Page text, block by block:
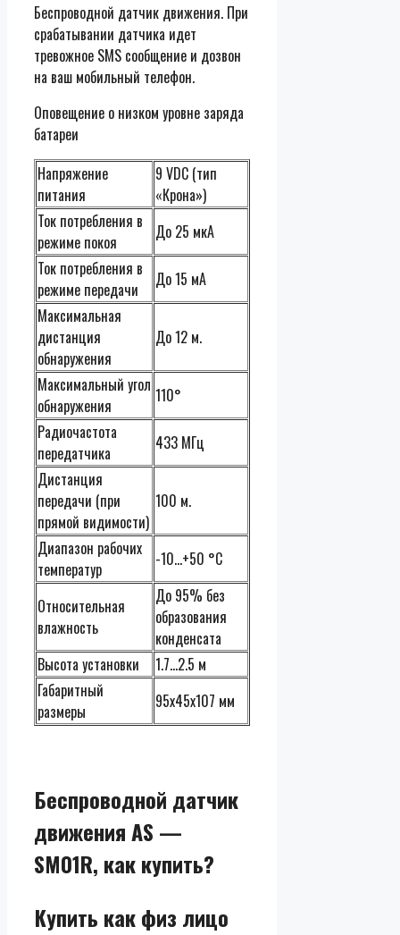
Беспроводной датчик движения. При
срабатывании датчика идет
тревожное SMS сообщение и дозвон
на ваш мобильный телефон.
Оповещение о низком уровне заряда
батареи
Напряжение
питания
9 VDC (тип
«Крона»)
Ток потребления в
режиме покоя
До 25 мкА
Ток потребления в
режиме передачи
До 15 мА
Максимальная
дистанция
обнаружения
До 12 м.
Максимальный угол
обнаружения
110°
Радиочастота
передатчика
433 МГц
Дистанция
передачи (при
прямой видимости)
100 м.
Диапазон рабочих
температур
-10…+50 °С
Относительная
влажность
До 95% без
образования
конденсата
Высота установки
1.7…2.5 м
Габаритный
размеры
95х45х107 мм
Беспроводной датчик
движения AS —
SM01R, как купить?
Купить как физ лицо